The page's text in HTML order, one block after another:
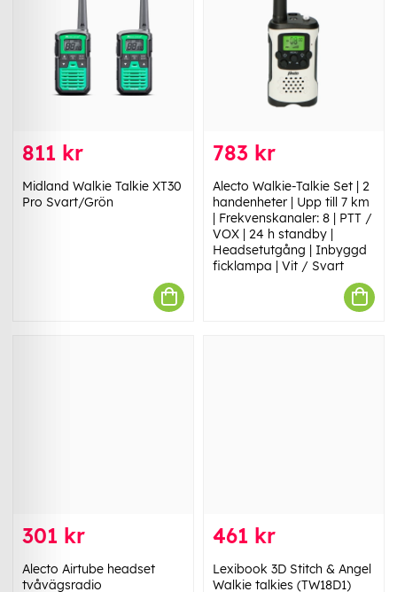
811 kr
Midland Walkie Talkie XT30
Pro Svart/Grön
783 kr
Alecto Walkie-Talkie Set | 2
handenheter | Upp till 7 km
| Frekvenskanaler: 8 | PTT /
VOX | 24 h standby |
Headsetutgång | Inbyggd
ficklampa | Vit / Svart
301 kr
Alecto Airtube headset
tvåvägsradio
461 kr
Lexibook 3D Stitch & Angel
Walkie talkies (TW18D1)